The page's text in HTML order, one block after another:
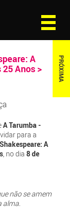
PRÓXIMA
A
Anos >
A Tarumba -
para a
A
, no dia 8 de
não se amem
alma.